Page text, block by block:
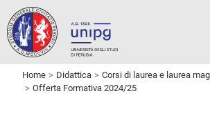
Home Didattica Corsi di laurea e laurea
Offerta Formativa 2024/25